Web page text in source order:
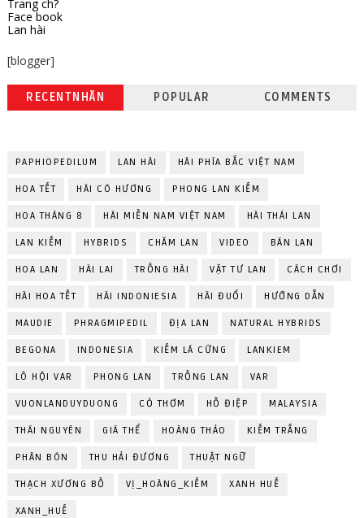
Trang ch?
Face book
Lan hài
[blogger]
RECENTNHÃN POPULAR COMMENTS
PAPHIOPEDILUM LAN HÀI HÀI PHÍA BẮC VIỆT NAM
HOA TẾT HÀI CÓ HƯƠNG PHONG LAN KIẾM
HOA THÁNG 8 HÀI MIỀN NAM VIỆT NAM HÀI THÁI LAN
LAN KIẾM HYBRIDS CHĂM LAN VIDEO BÁN LAN
HOA LAN HÀI LAI TRỒNG HÀI VẬT TƯ LAN CÁCH CHƠI
HÀI HOA TẾT HÀI INDONIESIA HÀI ĐUỔI HƯỚNG DẪN
MAUDIE PHRAGMIPEDIL ĐỊA LAN NATURAL HYBRIDS
BEGONA INDONESIA KIẾM LÁ CỨNG LANKIEM
LÔ HỘI VAR PHONG LAN TRỒNG LAN VAR
VUONLANDUYDUONG CỎ THƠM HỒ ĐIỆP MALAYSIA
THÁI NGUYÊN GIÁ THỂ HOÀNG THẢO KIẾM TRẮNG
PHÂN BÓN THU HẢI ĐƯƠNG THUẬT NGỮ
THẠCH XƯƠNG BỒ VỊ_HOÀNG_KIẾM XANH HUẾ
XANH_HUẾ